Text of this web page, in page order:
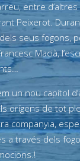
entre
Peixerot.
seus fogons,
Macià,
un nou capítol
orígens de tot
companyia,
a través dels